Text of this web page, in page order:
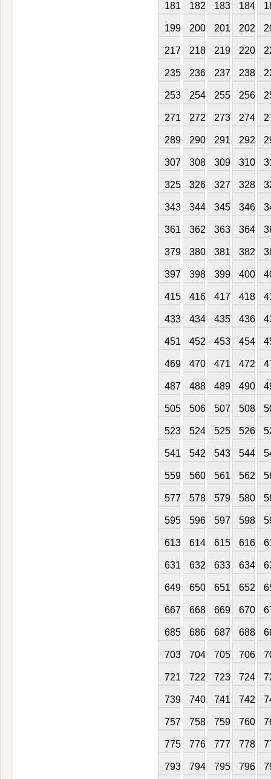
181 182 183 184
199 200 201 202
217 218 219 220
235 236 237 238
253 254 255 256
271 272 273 274
289 290 291 292
307 308 309 310
325 326 327 328
343 344 345 346
361 362 363 364
379 380 381 382
397 398 399 400
415 416 417 418
433 434 435 436
451 452 453 454
469 470 471 472
487 488 489 490
505 506 507 508
523 524 525 526
541 542 543 544
559 560 561 562
577 578 579 580
595 596 597 598
613 614 615 616
631 632 633 634
649 650 651 652
667 668 669 670
685 686 687 688
703 704 705 706
721 722 723 724
739 740 741 742
757 758 759 760
775 776 777 778
793 794 795 796